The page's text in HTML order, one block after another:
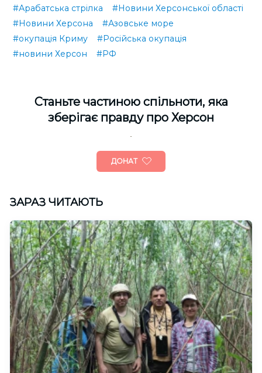
#Арабатська стрілка
#Новини Херсонської області
#Новини Херсона
#Азовське море
#окупація Криму
#Російська окупація
#новини Херсон
#РФ
Cтаньте частиною спільноти, яка
зберігає правду про Херсон
ДОНАТ
ЗАРАЗ ЧИТАЮТЬ